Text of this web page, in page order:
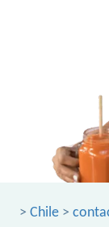
> Chile >